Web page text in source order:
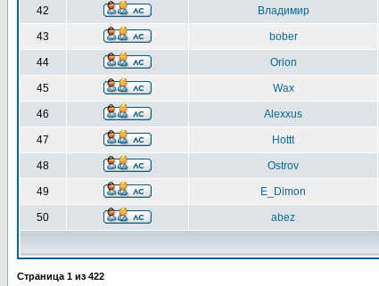
42 Владимир
43 bober
44 Orion
45 Wax
46 Alexxus
47 Hottt
48 Ostrov
49 E_Dimon
50 abez
Страница 1 из 422